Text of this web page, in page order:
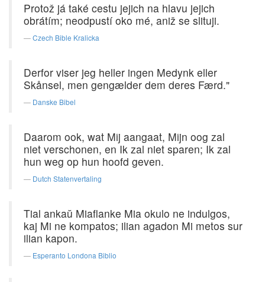
Protož já také cestu jejich na hlavu jejich
obrátím; neodpustí oko mé, aniž se slituji.
Czech Bible Kralicka
Derfor viser jeg heller ingen Medynk eller
Skånsel, men gengælder dem deres Færd."
Danske Bibel
Daarom ook, wat Mij aangaat, Mijn oog zal
niet verschonen, en Ik zal niet sparen; Ik zal
hun weg op hun hoofd geven.
Dutch Statenvertaling
Tial ankaŭ Miaflanke Mia okulo ne indulgos,
kaj Mi ne kompatos; ilian agadon Mi metos sur
ilian kapon.
Esperanto Londona Biblio